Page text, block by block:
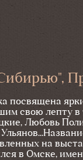
посвящена
свою лепту в
Любовь
на
в Омске,